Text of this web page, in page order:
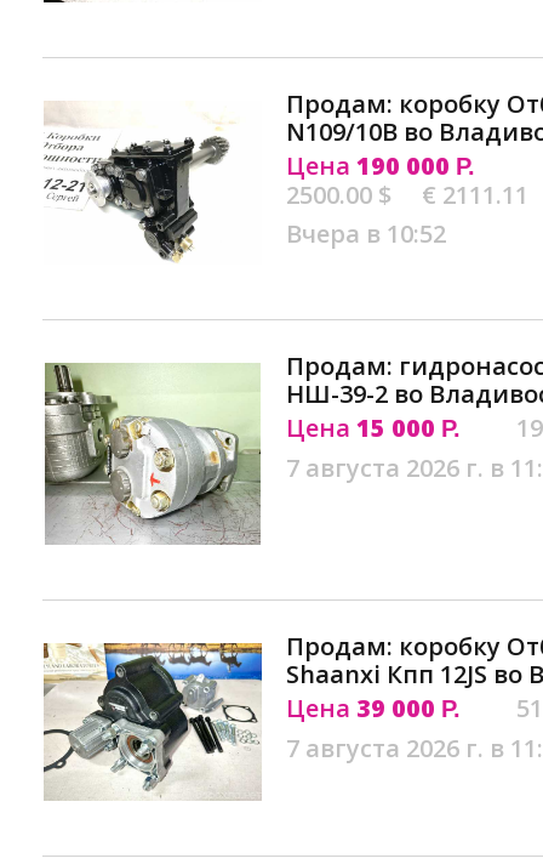
Продам: коробку
N109/10B во
Цена 190 000 Р.
2500.00 $
€ 2111.11
Вчера в 10:52
Продам:
НШ-39-2 во
Цена 15 000 Р.
7 августа 2026 г. в
Продам: коробку
Shaanxi Кпп 12JS во
Цена 39 000 Р.
7 августа 2026 г. в